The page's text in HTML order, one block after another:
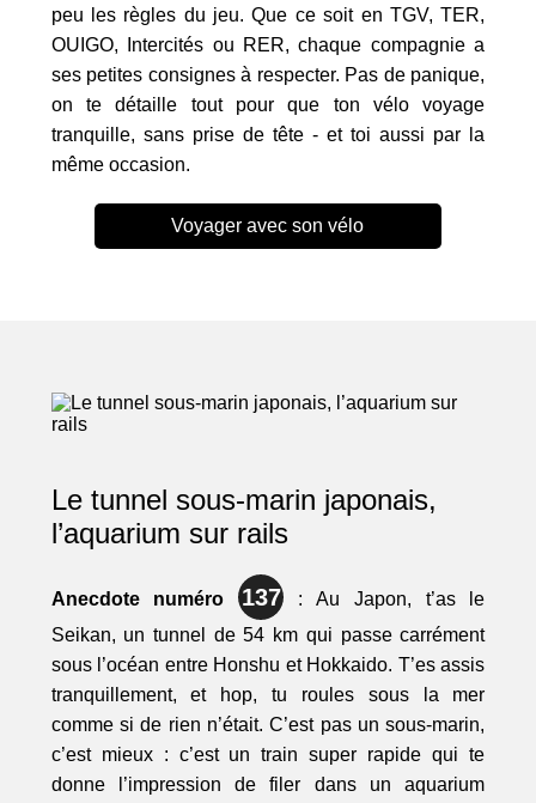
peu les règles du jeu. Que ce soit en TGV, TER,
OUIGO, Intercités ou RER, chaque compagnie a
ses petites consignes à respecter. Pas de panique,
on te détaille tout pour que ton vélo voyage
tranquille, sans prise de tête - et toi aussi par la
même occasion.
Voyager avec son vélo
Le tunnel sous-marin japonais,
l’aquarium sur rails
Anecdote numéro 137
: Au Japon, t’as le
Seikan, un tunnel de 54 km qui passe carrément
sous l’océan entre Honshu et Hokkaido. T’es assis
tranquillement, et hop, tu roules sous la mer
comme si de rien n’était. C’est pas un sous-marin,
c’est mieux : c’est un train super rapide qui te
donne l’impression de filer dans un aquarium